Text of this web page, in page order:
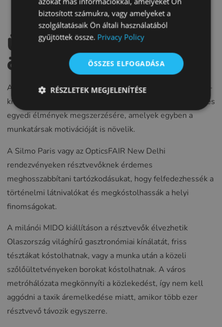
Üzlet és szabadidő
ötvözése
A szakkiállítások nem feltétlenül csak munkáról szólnak –
kiváló alkalmat kínálnak a helyi látnivalók felfedezésére és
egyedi élmények megszerzésére, amelyek egyben a
munkatársak motivációját is növelik.
A Silmo Paris vagy az OpticsFAIR New Delhi
rendezvényeken résztvevőknek érdemes
meghosszabbítani tartózkodásukat, hogy felfedezhessék a
történelmi látnivalókat és megkóstolhassák a helyi
finomságokat.
A milánói MIDO kiállításon a résztvevők élvezhetik
Olaszország világhírű gasztronómiai kínálatát, friss
tésztákat kóstolhatnak, vagy a munka után a közeli
szőlőültetvényeken borokat kóstolhatnak. A város
metróhálózata megkönnyíti a közlekedést, így nem kell
aggódni a taxik áremelkedése miatt, amikor több ezer
résztvevő távozik egyszerre.
FRENCH
CROATIAN
LITHUANIAN
TURKISH
HUNGARIAN
SWEDISH
biztosított számukra, vagy amelyeket a
szolgáltatásaik Ön általi használatából
gyűjtöttek össze. Privacy Policy
ÖSSZES ELFOGADÁSA
RÉSZLETEK MEGJELENÍTÉSE